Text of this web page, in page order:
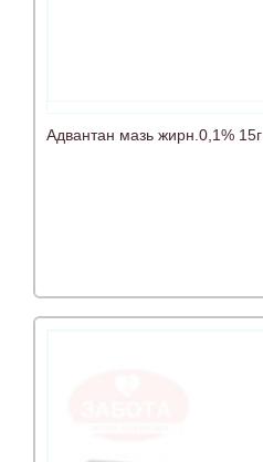
Адвантан мазь жирн.0,1% 15г